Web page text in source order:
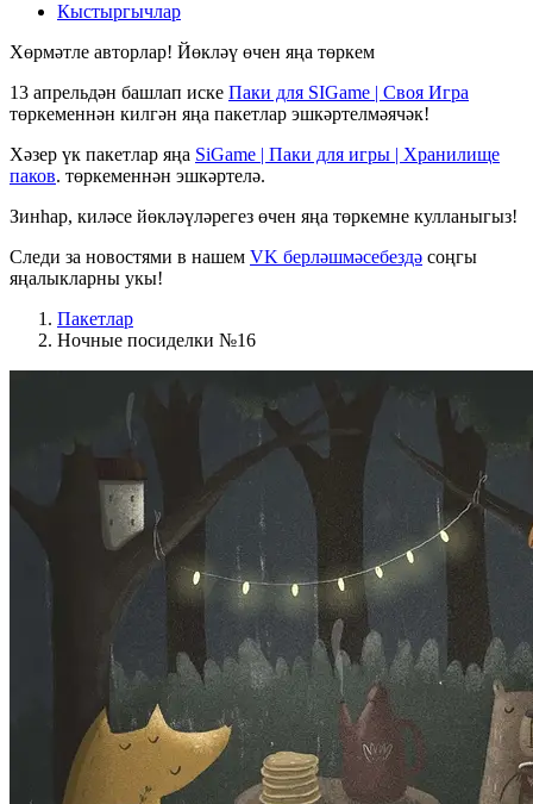
Кыстыргычлар
Хөрмәтле авторлар! Йөкләү өчен яңа төркем
13 апрельдән башлап иске Паки для SIGame | Своя Игра
төркеменнән килгән яңа пакетлар эшкәртелмәячәк!
Хәзер үк пакетлар яңа SiGame | Паки для игры | Хранилище
паков. төркеменнән эшкәртелә.
Зинһар, киләсе йөкләүләрегез өчен яңа төркемне кулланыгыз!
Следи за новостями в нашем VK берләшмәсебездә соңгы
яңалыкларны укы!
Пакетлар
Ночные посиделки №16